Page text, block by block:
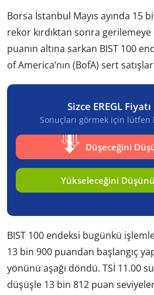
Borsa İstanbul Mayıs ayında 15
rekor kırdıktan sonra
puanın altına sarkan BIST 100
of America’nın (BofA) sert
Sizce EREGL
Sonuçları görmek için lütfen
Düşeceğini
Yükseleceğini
BIST 100 endeksi bugünkü
13 bin 900 puandan başlangıç
yönünü aşağı döndü. TSİ 11.00
düşüşle 13 bin 812 puan